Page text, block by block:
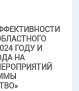
ГОДУ И
НА